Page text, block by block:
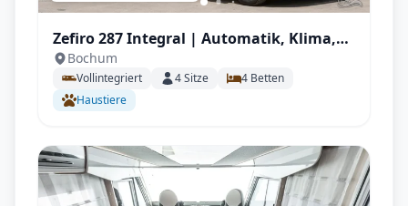
Zefiro 287 Integral | Automatik, Klima,
Solar, Wechselrichter, Autark, TV, AHK mit
Vollausstattung
Bochum
Vollintegriert 4Sitze 4 Betten
Haustiere